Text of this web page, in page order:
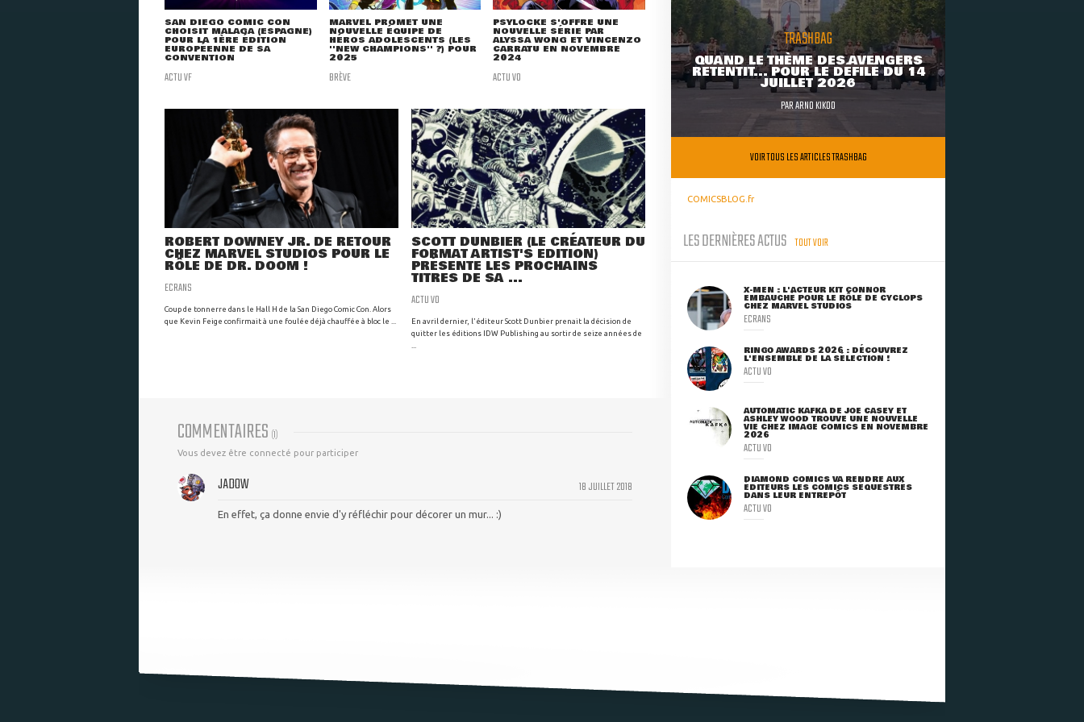
SAN DIEGO COMIC CON
CHOISIT MALAGA (ESPAGNE)
POUR LA 1ÈRE ÉDITION
EUROPÉENNE DE SA
CONVENTION
ACTU VF
MARVEL PROMET UNE
NOUVELLE ÉQUIPE DE
HÉROS ADOLESCENTS (LES
''NEW CHAMPIONS'' ?) POUR
2025
BRÈVE
PSYLOCKE S'OFFRE UNE
NOUVELLE SÉRIE PAR
ALYSSA WONG ET VINCENZO
CARRATU EN NOVEMBRE
2024
ACTU VO
ROBERT DOWNEY JR. DE RETOUR
CHEZ MARVEL STUDIOS POUR LE
RÔLE DE DR. DOOM !
ECRANS
Coup de tonnerre dans le Hall H de la San Diego Comic Con. Alors
que Kevin Feige confirmait à une foulée déjà chauffée à bloc le ...
SCOTT DUNBIER (LE CRÉATEUR DU
FORMAT ARTIST'S EDITION)
PRÉSENTE LES PROCHAINS
TITRES DE SA ...
ACTU VO
En avril dernier, l'éditeur Scott Dunbier prenait la décision de
quitter les éditions IDW Publishing au sortir de seize années de
...
COMMENTAIRES (1)
Vous devez être connecté pour participer
18 JUILLET 2018
JADOW
En effet, ça donne envie d'y réfléchir pour décorer un mur... :)
TRASHBAG
QUAND LE THÈME DES AVENGERS
RETENTIT... POUR LE DÉFILÉ DU 14
JUILLET 2026
PARARNO KIKOO
VOIR TOUS LES ARTICLES TRASHBAG
COMICSBLOG.fr
LES DERNIÈRES ACTUS TOUT VOIR
X-MEN : L'ACTEUR KIT CONNOR
EMBAUCHÉ POUR LE RÔLE DE CYCLOPS
CHEZ MARVEL STUDIOS
ECRANS
RINGO AWARDS 2026 : DÉCOUVREZ
L'ENSEMBLE DE LA SÉLECTION !
ACTU VO
AUTOMATIC KAFKA DE JOE CASEY ET
ASHLEY WOOD TROUVE UNE NOUVELLE
VIE CHEZ IMAGE COMICS EN NOVEMBRE
2026
ACTU VO
DIAMOND COMICS VA RENDRE AUX
ÉDITEURS LES COMICS SÉQUESTRÉS
DANS LEUR ENTREPÔT
ACTU VO